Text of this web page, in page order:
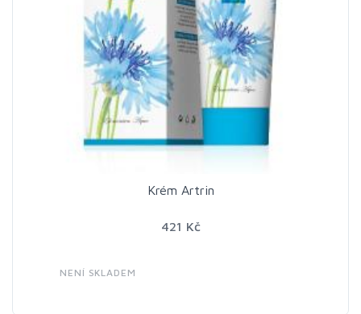
Krém Artrin
421 Kč
NENÍ SKLADEM